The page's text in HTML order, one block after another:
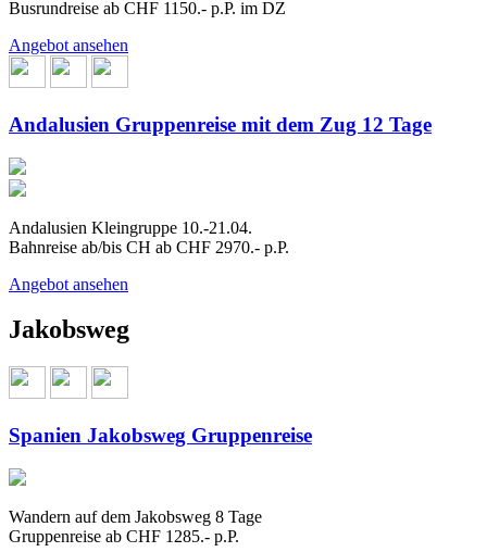
Busrundreise ab CHF 1150.- p.P. im DZ
Angebot ansehen
Andalusien Gruppenreise mit dem Zug 12 Tage
Andalusien Kleingruppe 10.-21.04.
Bahnreise ab/bis CH ab CHF 2970.- p.P.
Angebot ansehen
Jakobsweg
Spanien Jakobsweg Gruppenreise
Wandern auf dem Jakobsweg 8 Tage
Gruppenreise ab CHF 1285.- p.P.